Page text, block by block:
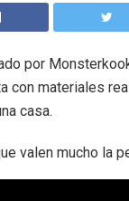
por
con materiales
casa.
valen mucho la